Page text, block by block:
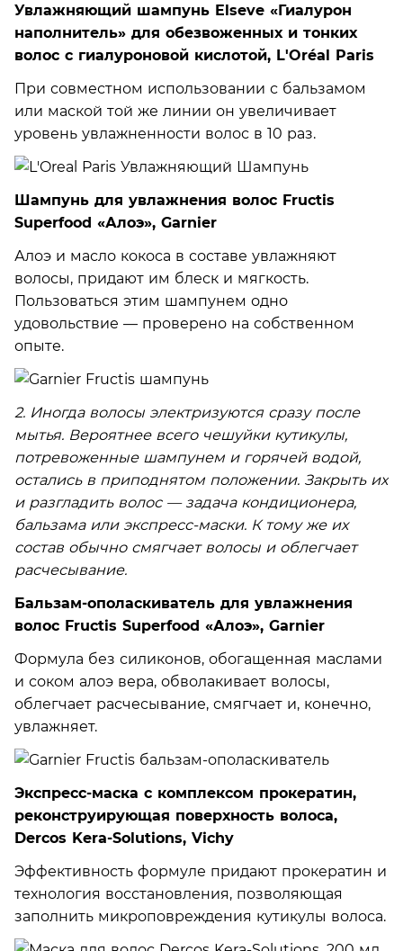
Увлажняющий шампунь Elseve «Гиалурон
наполнитель» для обезвоженных и тонких
волос с гиалуроновой кислотой, L'Oréal Paris
При совместном использовании с бальзамом
или маской той же линии он увеличивает
уровень увлажненности волос в 10 раз.
Шампунь для увлажнения волос Fructis
Superfood «Алоэ», Garnier
Алоэ и масло кокоса в составе увлажняют
волосы, придают им блеск и мягкость.
Пользоваться этим шампунем одно
удовольствие — проверено на собственном
опыте.
2. Иногда волосы электризуются сразу после
мытья. Вероятнее всего чешуйки кутикулы,
потревоженные шампунем и горячей водой,
остались в приподнятом положении. Закрыть их
и разгладить волос — задача кондиционера,
бальзама или экспресс-маски. К тому же их
состав обычно смягчает волосы и облегчает
расчесывание.
Бальзам-ополаскиватель для увлажнения
волос Fructis Superfood «Алоэ», Garnier
Формула без силиконов, обогащенная маслами
и соком алоэ вера, обволакивает волосы,
облегчает расчесывание, смягчает и, конечно,
увлажняет.
Экспресс-маска с комплексом прокератин,
реконструирующая поверхность волоса,
Dercos Kera-Solutions, Vichy
Эффективность формуле придают прокератин и
технология восстановления, позволяющая
заполнить микроповреждения кутикулы волоса.